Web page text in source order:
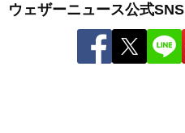
ウェザーニュース公式SNS